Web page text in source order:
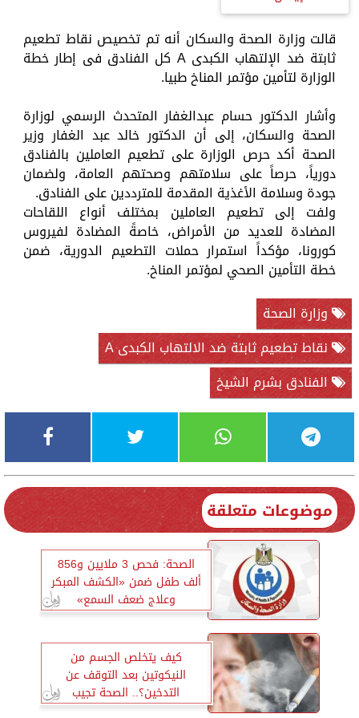
قالت وزارة الصحة والسكان أنه تم تخصيص نقاط تطعيم
ثابتة ضد الإلتهاب الكبدى A كل الفنادق فى إطار خطة
الوزارة لتأمين مؤتمر المناخ طبيا.
وأشار الدكتور حسام عبدالغفار المتحدث الرسمي لوزارة
الصحة والسكان، إلى أن الدكتور خالد عبد الغفار وزير
الصحة أكد حرص الوزارة على تطعيم العاملين بالفنادق
دورياً، حرصاً على سلامتهم وصحتهم العامة، ولضمان
جودة وسلامة الأغذية المقدمة للمترددين على الفنادق.
ولفت إلى تطعيم العاملين بمختلف أنواع اللقاحات
المضادة للعديد من الأمراض، خاصةً المضادة لفيروس
كورونا، مؤكداً استمرار حملات التطعيم الدورية، ضمن
خطة التأمين الصحي لمؤتمر المناخ.
وزارة الصحة
نقاط تطعيم ثابتة ضد الالتهاب الكبدى A
الفنادق بشرم الشيخ
موضوعات متعلقة
الصحة: فحص 3 ملايين و856
ألف طفل ضمن «الكشف المبكر
وعلاج ضعف السمع»
كيف يتخلص الجسم من
النيكوتين بعد التوقف عن
التدخين؟.. الصحة تجيب